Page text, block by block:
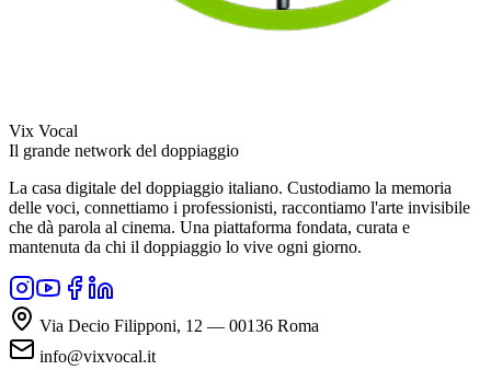
Vix Vocal
Il grande network del doppiaggio
La casa digitale del doppiaggio italiano. Custodiamo la memoria
delle voci, connettiamo i professionisti, raccontiamo l'arte invisibile
che dà parola al cinema. Una piattaforma fondata, curata e
mantenuta da chi il doppiaggio lo vive ogni giorno.
Via Decio Filipponi, 12 — 00136 Roma
info@vixvocal.it